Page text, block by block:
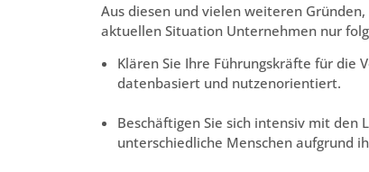
Aus diesen und vielen weiteren
aktuellen Situation Unternehmen nur
Klären Sie Ihre Führungskräfte für die
datenbasiert und nutzenorientiert.
Beschäftigen Sie sich intensiv mit den
unterschiedliche Menschen aufgrund